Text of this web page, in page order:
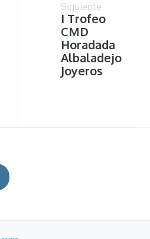
Siguiente
I Trofeo
CMD
Horadada
Albaladejo
Joyeros